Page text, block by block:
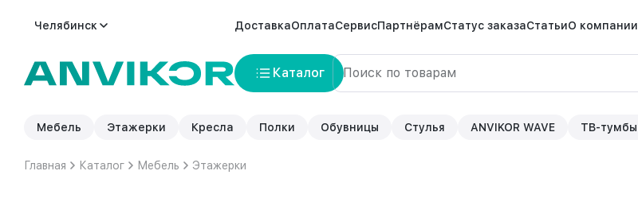
Челябинск ДоставкаОплатаСервисПартнёрамСтатус заказаСтатьиО компании
Каталог
Мебель Этажерки Кресла Полки Обувницы Стулья ANVIKOR WAVE ТВ-тумбы
Главная Каталог Мебель Этажерки